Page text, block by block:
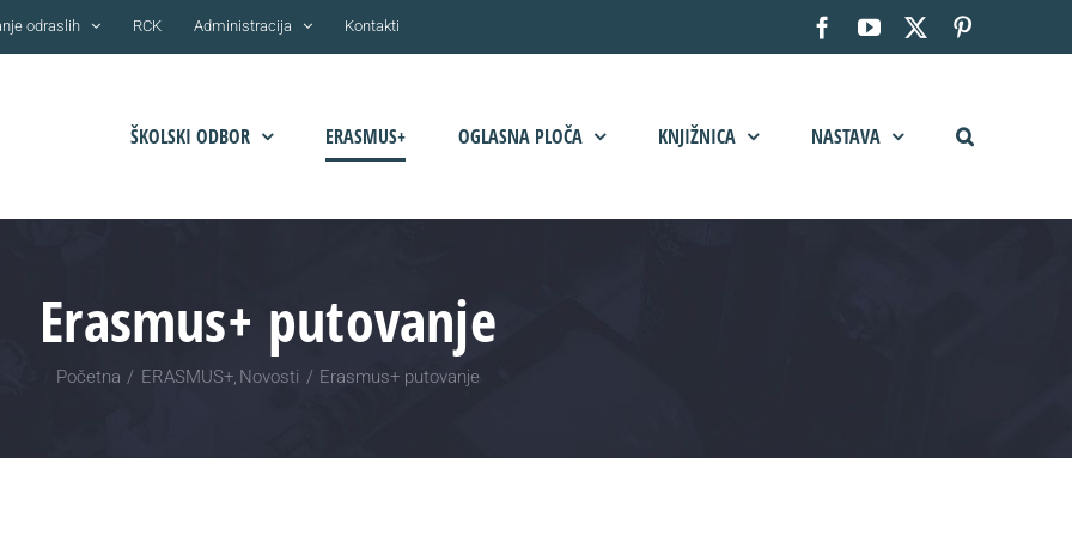
odraslih RCK Administracija Kontakti Facebook
YouTube
ŠKOLSKI ODBOR ERASMUS+ OGLASNA PLOČA KNJIŽNICA NASTAVA
Erasmus+ putovanje
Početna ERASMUS+ Novosti Erasmus+ putovanje